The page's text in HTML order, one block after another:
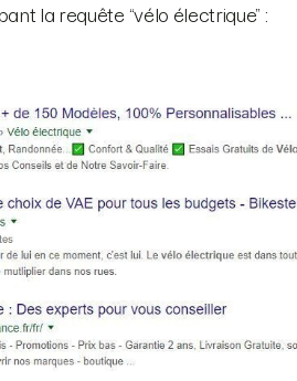
la requête “vélo électrique” :